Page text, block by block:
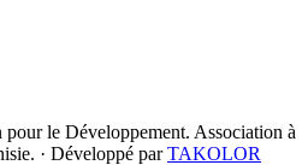
le Développement. Association à
· Développé parTAKOLOR